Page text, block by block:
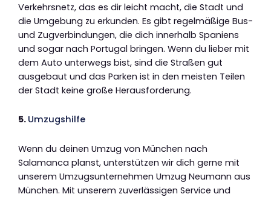
Verkehrsnetz, das es dir leicht macht, die Stadt und
die Umgebung zu erkunden. Es gibt regelmäßige Bus-
und Zugverbindungen, die dich innerhalb Spaniens
und sogar nach Portugal bringen. Wenn du lieber mit
dem Auto unterwegs bist, sind die Straßen gut
ausgebaut und das Parken ist in den meisten Teilen
der Stadt keine große Herausforderung.
5. Umzugshilfe
Wenn du deinen Umzug von München nach
Salamanca planst, unterstützen wir dich gerne mit
unserem Umzugsunternehmen Umzug Neumann aus
München. Mit unserem zuverlässigen Service und